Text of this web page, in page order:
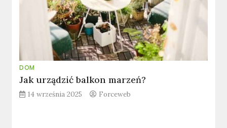
DOM
Jak urządzić balkon marzeń?
14 września 2025 Forceweb